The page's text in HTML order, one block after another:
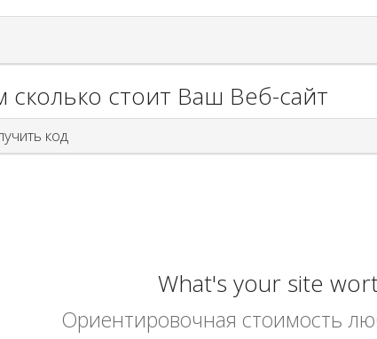
стоит Ваш Веб-сайт
код
What's your site
Ориентировочная стоимость